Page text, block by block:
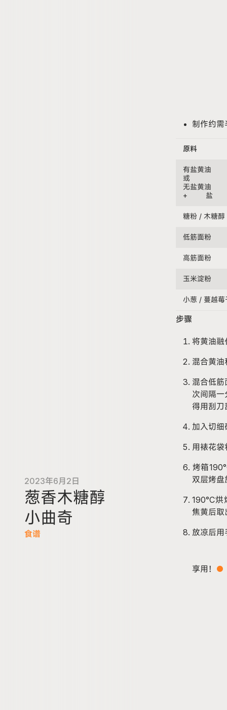
2023年6月2日
葱香木糖醇
小曲奇
食谱
制作约需
原料
有盐黄油
或
无盐黄油
+ 盐
糖粉 / 木糖醇
低筋面粉
高筋面粉
玉米淀粉
小葱 / 蔓越莓
步骤
将黄油融
混合黄油
混合低筋
次间隔一
得用刮刀
加入切
用裱花
烤箱
双层烤盘
190°C烘
焦黄后取
放凉后用
享用！ ●